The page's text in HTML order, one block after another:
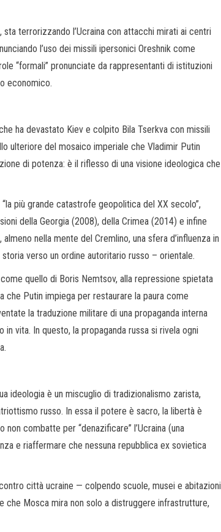
terrorizzando l’Ucraina con attacchi mirati ai centri
l’uso dei missili ipersonici Oreshnik come
“formali” pronunciate da rappresentanti di istituzioni
economico.
ha devastato Kiev e colpito Bila Tserkva con missili
ulteriore del mosaico imperiale che Vladimir Putin
di potenza: è il riflesso di una visione ideologica che
più grande catastrofe geopolitica del XX secolo”,
della Georgia (2008), della Crimea (2014) e infine
nella mente del Cremlino, una sfera d’influenza in
verso un ordine autoritario russo – orientale.
quello di Boris Nemtsov, alla repressione spietata
che Putin impiega per restaurare la paura come
la traduzione militare di una propaganda interna
vita. In questo, la propaganda russa si rivela ogni
ideologia è un miscuglio di tradizionalismo zarista,
russo. In essa il potere è sacro, la libertà è
combatte per “denazificare” l’Ucraina (una
e riaffermare che nessuna repubblica ex sovietica
città ucraine — colpendo scuole, musei e abitazioni
che Mosca mira non solo a distruggere infrastrutture,